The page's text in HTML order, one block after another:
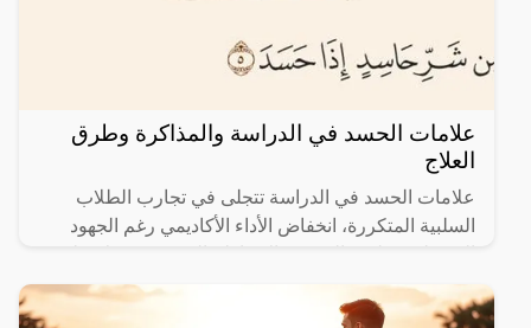
علامات الحسد في الدراسة والمذاكرة وطرق
العلاج
علامات الحسد في الدراسة تتجلى في تجارب الطلاب
السلبية المتكررة، انخفاض الأداء الأكاديمي رغم الجهود
الشخص